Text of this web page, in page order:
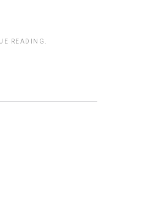
READING.